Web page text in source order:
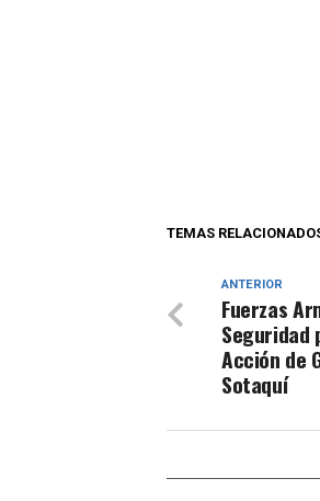
TEMAS
ANTERIOR
Fuerzas
Seguridad
Acción de
Sotaquí